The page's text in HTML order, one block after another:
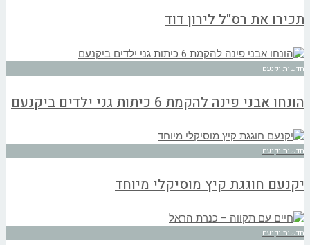
תכירו את רס"ל לירון דוד
חדשות יקנעם
הונחו אבני פינה להקמת 6 כיתות גני ילדים ביקנעם
חדשות יקנעם
יקנעם חוגגת קיץ מוסיקלי מיוחד
חדשות יקנעם